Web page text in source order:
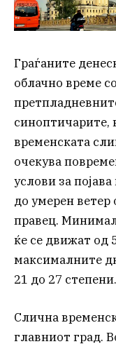
Граѓаните
облачно време
синоптичарите,
временската
очекува
услови за
до умерен ветер
правец.
ќе се движат од
максималните
21 до 27 степени.
Слична
главниот град.